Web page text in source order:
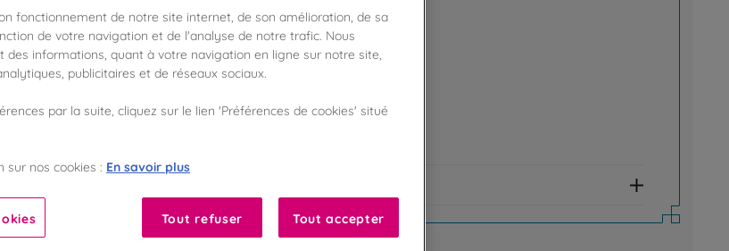
Vérifier la disponibilité en magasin
Frais de port offert
dès 50€ d'achat
Gagnez 20 points de fidélité !
fonctionnement de notre site internet, de son amélioration, de sa
de votre navigation et de l'analyse de notre trafic. Nous
des informations, quant à votre navigation en ligne sur notre site,
publicitaires et de réseaux sociaux.
par la suite, cliquez sur le lien 'Préférences de cookies' situé
sur nos cookies : En savoir plus
Tout refuser Tout accepter